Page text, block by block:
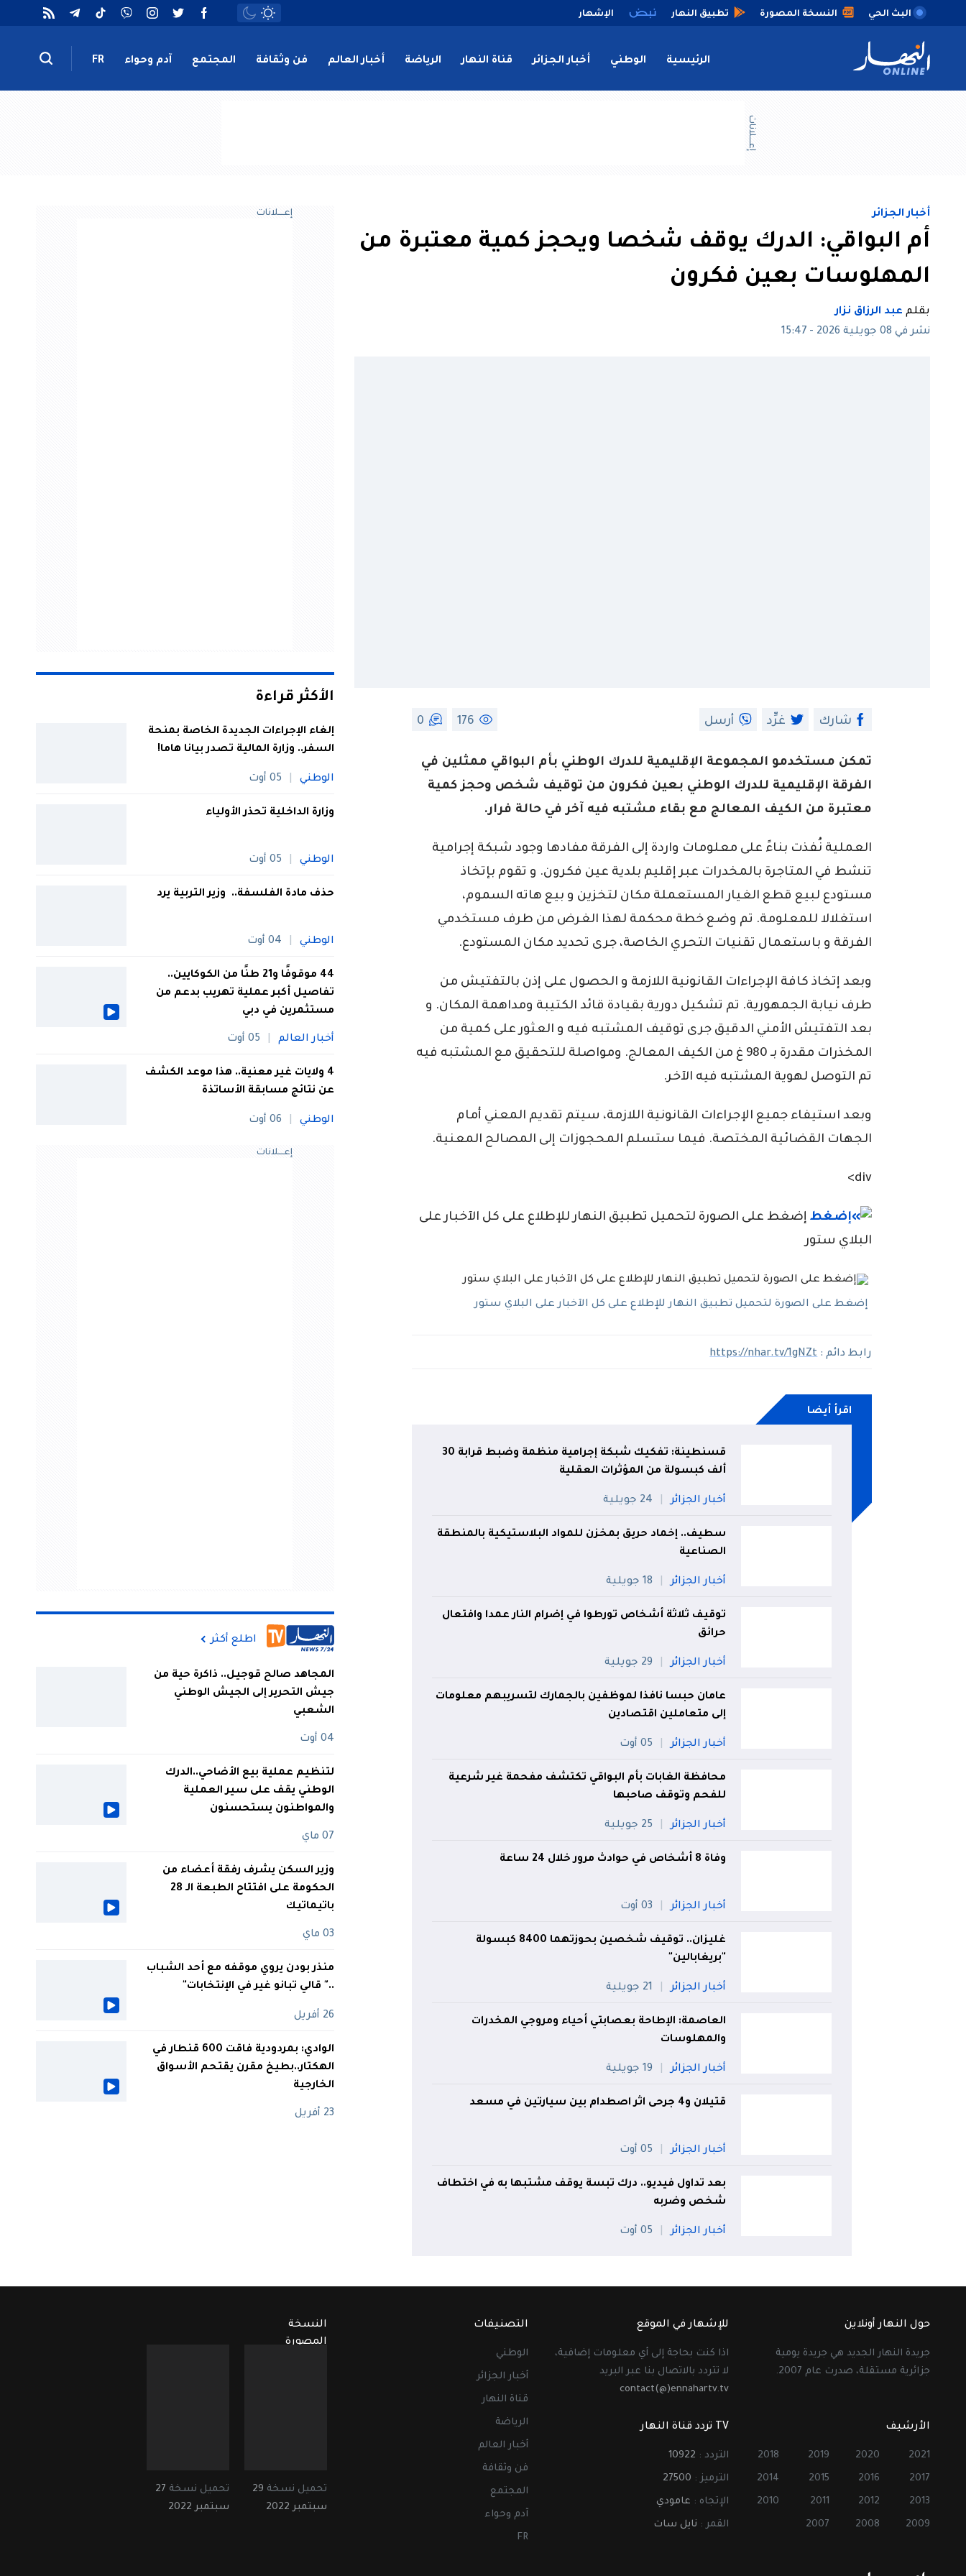
البث الحي النسخة المصورة تطبيق النهار الإشهار
الرئيسية الوطني أخبار الجزائر قناة النهار الرياضة أخبار العالم فن وثقافة المجتمع آدم وحواء FR
إعــــلانات
أخبار الجزائر
أم البواقي: الدرك يوقف شخصا ويحجز كمية معتبرة من
المهلوسات بعين فكرون
بقلم عبد الرزاق نزار
نشر في 08 جويلية 2026 - 15:47
شارك غرِّد أرسل 176
0
تمكن مستخدمو المجموعة الإقليمية للدرك الوطني بأم البواقي ممثلين في
الفرقة الإقليمية للدرك الوطني بعين فكرون من توقيف شخص وحجز كمية
معتبرة من الكيف المعالج مع بقاء مشتبه فيه آخر في حالة فرار.
العملية نُفذت بناءً على معلومات واردة إلى الفرقة مفادها وجود شبكة إجرامية
تنشط في المتاجرة بالمخدرات عبر إقليم بلدية عين فكرون. و تقوم بإتخاذ
مستودع لبيع قطع الغيار المستعملة مكان لتخزين و بيع هاته السموم،
استغلالا للمعلومة. تم وضع خطة محكمة لهذا الغرض من طرف مستخدمي
الفرقة و باستعمال تقنيات التحري الخاصة، جرى تحديد مكان المستودع.
وبعد إتخاذ كافة الإجراءات القانونية اللازمة و الحصول على إذن بالتفتيش من
طرف نيابة الجمهورية. تم تشكيل دورية بقيادة قائد الكتيبة ومداهمة المكان. و
بعد التفتيش الأمني الدقيق جرى توقيف المشتبه فيه و العثور على كمية من
المخذرات مقدرة بـ 980 غ من الكيف المعالج. ومواصلة للتحقيق مع المشتبه فيه
تم التوصل لهوية المشتبه فيه الآخر.
وبعد استيفاء جميع الإجراءات القانونية اللازمة، سيتم تقديم المعني أمام
الجهات القضائية المختصة. فيما ستسلم المحجوزات إلى المصالح المعنية.
div>
إضغط على الصورة لتحميل تطبيق النهار للإطلاع على كل الآخبار على
البلاي ستور
إضغط على الصورة لتحميل تطبيق النهار للإطلاع على كل الآخبار على البلاي ستور
رابط دائم :https://nhar.tv/1gNZt
اقرأ أيضا
قسنطينة: تفكيك شبكة إجرامية منظمة وضبط قرابة 30
ألف كبسولة من المؤثرات العقلية
أخبار الجزائر 24 جويلية
سطيف.. إخماد حريق بمخزن للمواد البلاستيكية بالمنطقة
الصناعية
أخبار الجزائر 18 جويلية
توقيف ثلاثة أشخاص تورطوا في إضرام النار عمدا وافتعال
حرائق
أخبار الجزائر 29 جويلية
عامان حبسا نافذا لموظفين بالجمارك لتسريبهم معلومات
إلى متعاملين اقتصادين
أخبار الجزائر 05 أوت
محافظة الغابات بأم البواقي تكتشف مفحمة غير شرعية
للفحم وتوقف صاحبها
أخبار الجزائر 25 جويلية
وفاة 8 أشخاص في حوادث مرور خلال 24 ساعة
أخبار الجزائر 03 أوت
غليزان.. توقيف شخصين بحوزتهما 8400 كبسولة
"بريغابالين"
أخبار الجزائر 21 جويلية
العاصمة: الإطاحة بعصابتي أحياء ومروجي المخدرات
والمهلوسات
أخبار الجزائر 19 جويلية
قتيلان و4 جرحى اثر اصطدام بين سيارتين في مسعد
أخبار الجزائر 05 أوت
بعد تداول فيديو.. درك تبسة يوقف مشتبها به في اختطاف
شخص وضربه
أخبار الجزائر 05 أوت
إعــــلانات
الأكثر قراءة
إلغاء الإجراءات الجديدة الخاصة بمنحة
السفر.. وزارة المالية تصدر بيانا هاما!
الوطني 05 أوت
وزارة الداخلية تحذر الأولياء
الوطني 05 أوت
حذف مادة الفلسفة.. وزير التربية يرد
الوطني 04 أوت
44 موقوفًا و21 طنًا من الكوكايين..
تفاصيل أكبر عملية تهريب بدعم من
مستثمرين في دبي
أخبار العالم 05 أوت
4 ولايات غير معنية.. هذا موعد الكشف
عن نتائج مسابقة الأساتذة
الوطني 06 أوت
إعــــلانات
اطلع أكثر
المجاهد صالح قوجيل.. ذاكرة حية من
جيش التحرير إلى الجيش الوطني
الشعبي
04 أوت
لتنظيم عملية بيع الأضاحي..الدرك
الوطني يقف على سير العملية
والمواطنون يستحسنون
07 ماي
وزير السكن يشرف رفقة أعضاء من
الحكومة على افتتاح الطبعة الـ 28
باتيماتيك
03 ماي
منذر بودن يروي موقفه مع أحد الشباب
.." قالي تبانو غير في الإنتخابات"
26 أفريل
الوادي: بمردودية فاقت 600 قنطار في
الهكتار..بطيخ مقرن يقتحم الأسواق
الخارجية
23 أفريل
حول النهار أونلاين
جريدة النهار الجديد هي جريدة يومية
جزائرية مستقلة، صدرت عام 2007.
للإشهار في الموقع
اذا كنت بحاجة إلى أي معلومات إضافية،
لا تتردد بالاتصال بنا عبر البريد
contact(@)ennahartv.tv
الأرشيف
2021
2020
2019
2018
2017
2016
2015
2014
2013
2012
2011
2010
2009
2008
2007
TV تردد قناة النهار
التردد : 10922
الترميز : 27500
الإتجاه : عامودي
القمر : نايل سات
التصنيفات
الوطني
أخبار الجزائر
قناة النهار
الرياضة
أخبار العالم
فن وثقافة
المجتمع
آدم وحواء
FR
النسخة
المصورة
تحميل نسخة 29
سبتمبر 2022
تحميل نسخة 27
سبتمبر 2022